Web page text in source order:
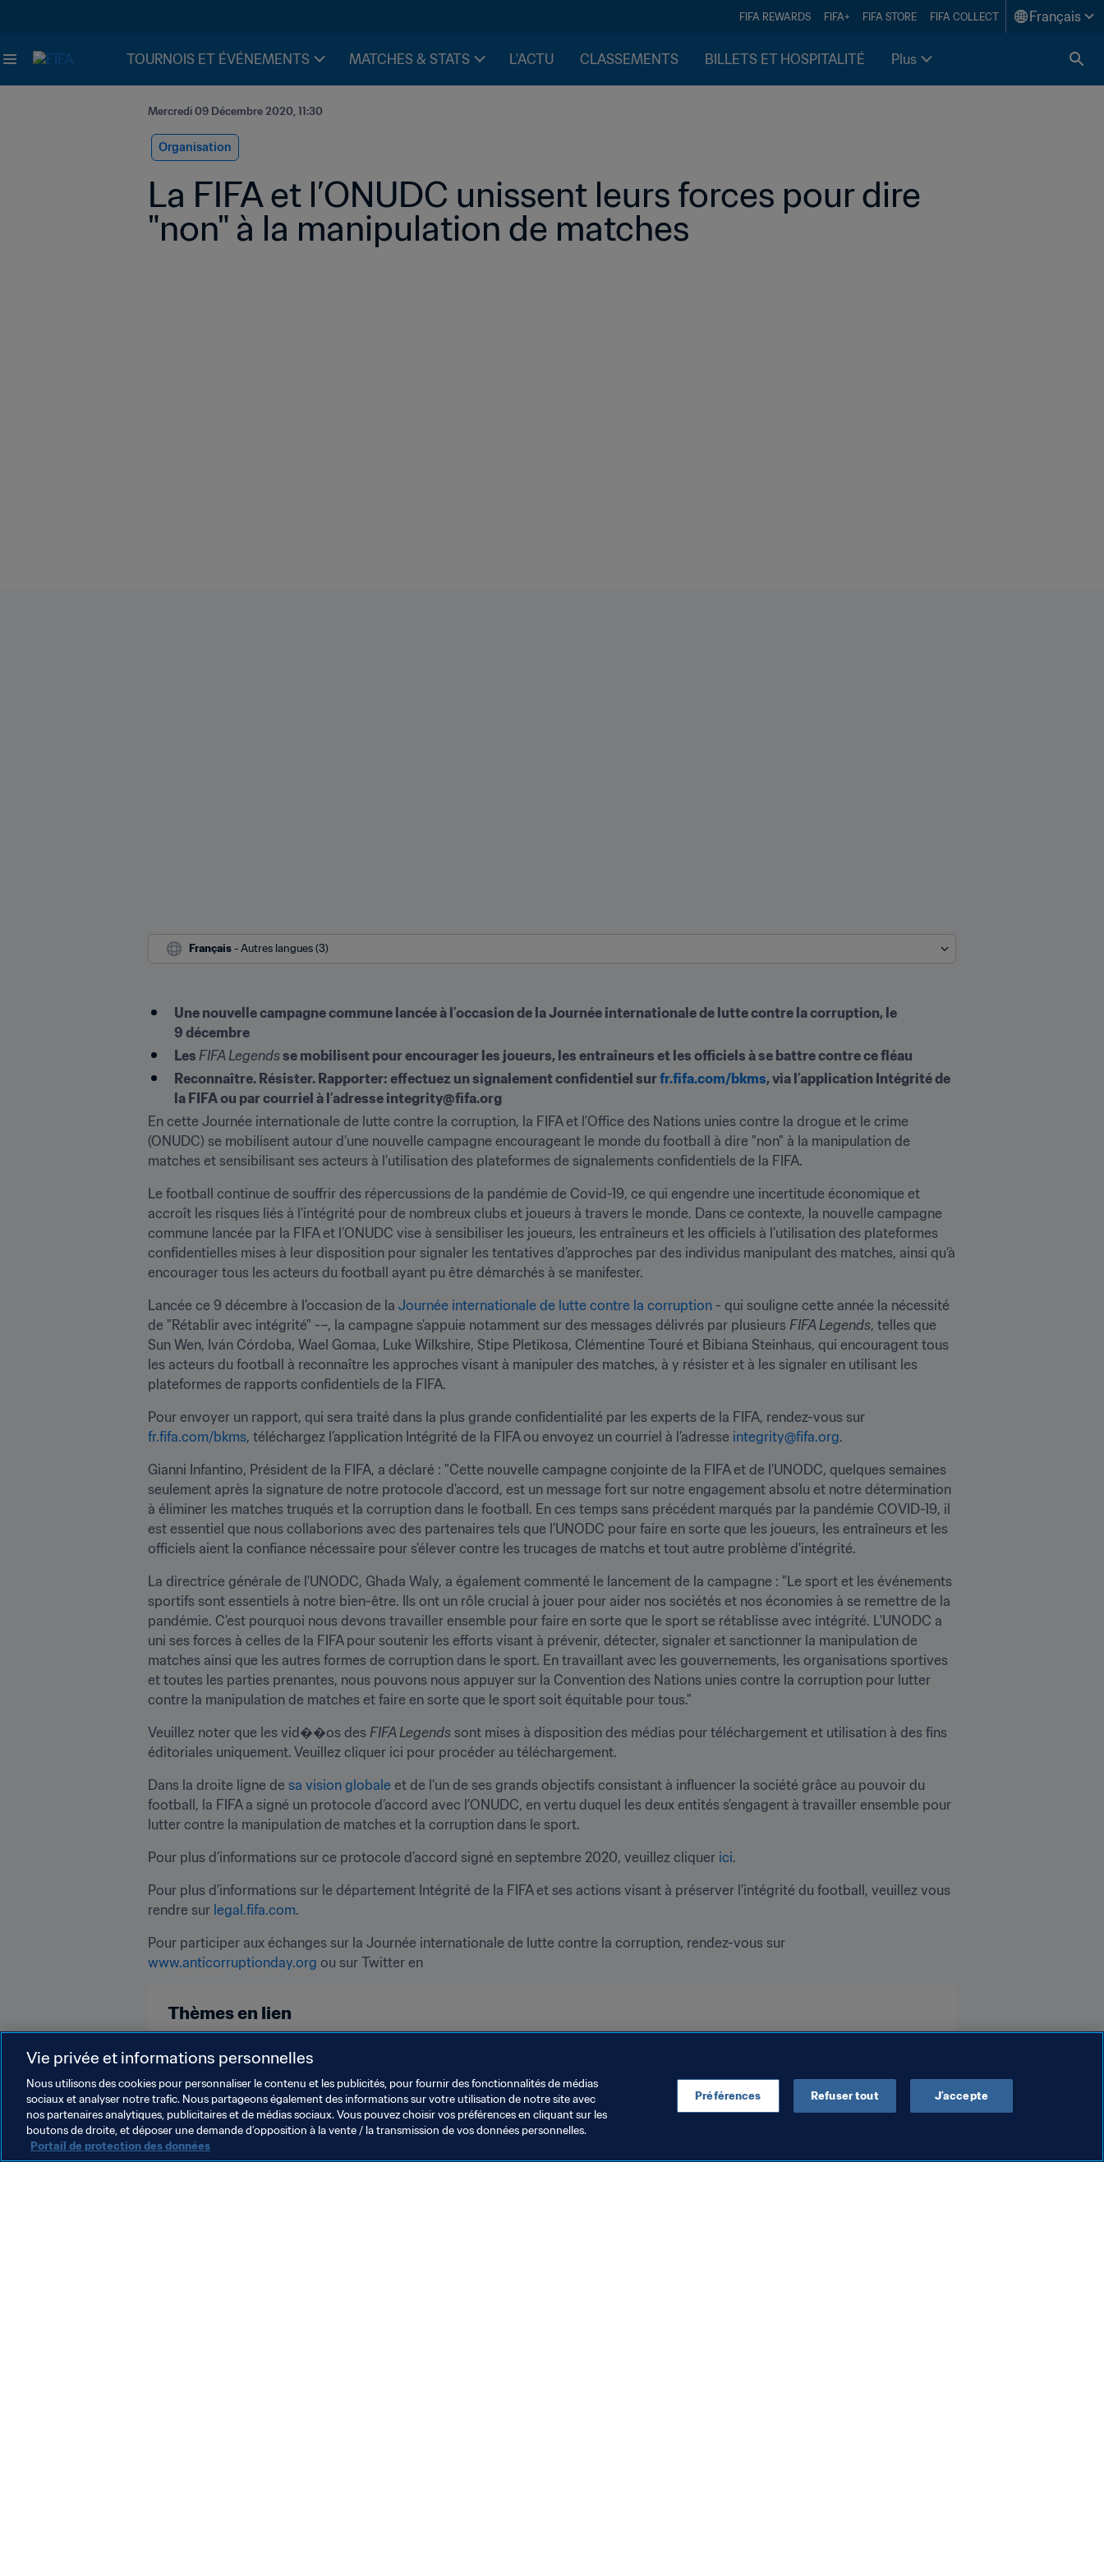
FIFA REWARDS FIFA+ FIFA STORE FIFA COLLECT Français
TOURNOIS ET ÉVÉNEMENTS MATCHES & STATS L'ACTU CLASSEMENTS BILLETS ET HOSPITALITÉ Plus
Mercredi 09 Décembre 2020, 11:30
Organisation
La FIFA et l’ONUDC unissent leurs forces pour dire
"non" à la manipulation de matches
Français - Autres langues (3)
Une nouvelle campagne commune lancée à l’occasion de la Journée internationale de lutte contre la corruption, le
9 décembre
Les FIFA Legends se mobilisent pour encourager les joueurs, les entraîneurs et les officiels à se battre contre ce fléau
Reconnaître. Résister. Rapporter: effectuez un signalement confidentiel sur fr.fifa.com/bkms, via l’application Intégrité de
la FIFA ou par courriel à l’adresse integrity@fifa.org
En cette Journée internationale de lutte contre la corruption, la FIFA et l’Office des Nations unies contre la drogue et le crime
(ONUDC) se mobilisent autour d’une nouvelle campagne encourageant le monde du football à dire "non" à la manipulation de
matches et sensibilisant ses acteurs à l’utilisation des plateformes de signalements confidentiels de la FIFA.
Le football continue de souffrir des répercussions de la pandémie de Covid-19, ce qui engendre une incertitude économique et
accroît les risques liés à l’intégrité pour de nombreux clubs et joueurs à travers le monde. Dans ce contexte, la nouvelle campagne
commune lancée par la FIFA et l’ONUDC vise à sensibiliser les joueurs, les entraîneurs et les officiels à l’utilisation des plateformes
confidentielles mises à leur disposition pour signaler les tentatives d’approches par des individus manipulant des matches, ainsi qu’à
encourager tous les acteurs du football ayant pu être démarchés à se manifester.
Lancée ce 9 décembre à l’occasion de la Journée internationale de lutte contre la corruption - qui souligne cette année la nécessité
de "Rétablir avec intégrité" -–, la campagne s’appuie notamment sur des messages délivrés par plusieurs FIFA Legends, telles que
Sun Wen, Iván Córdoba, Wael Gomaa, Luke Wilkshire, Stipe Pletikosa, Clémentine Touré et Bibiana Steinhaus, qui encouragent tous
les acteurs du football à reconnaître les approches visant à manipuler des matches, à y résister et à les signaler en utilisant les
plateformes de rapports confidentiels de la FIFA.
fr.fifa.com/bkms, téléchargez l’application Intégrité de la FIFA ou envoyez un courriel à l’adresse integrity@fifa.org.
Gianni Infantino, Président de la FIFA, a déclaré : "Cette nouvelle campagne conjointe de la FIFA et de l'UNODC, quelques semaines
seulement après la signature de notre protocole d'accord, est un message fort sur notre engagement absolu et notre détermination
à éliminer les matches truqués et la corruption dans le football. En ces temps sans précédent marqués par la pandémie COVID-19, il
est essentiel que nous collaborions avec des partenaires tels que l'UNODC pour faire en sorte que les joueurs, les entraîneurs et les
officiels aient la confiance nécessaire pour s'élever contre les trucages de matchs et tout autre problème d'intégrité.
La directrice générale de l'UNODC, Ghada Waly, a également commenté le lancement de la campagne : "Le sport et les événements
sportifs sont essentiels à notre bien-être. Ils ont un rôle crucial à jouer pour aider nos sociétés et nos économies à se remettre de la
pandémie. C'est pourquoi nous devons travailler ensemble pour faire en sorte que le sport se rétablisse avec intégrité. L'UNODC a
uni ses forces à celles de la FIFA pour soutenir les efforts visant à prévenir, détecter, signaler et sanctionner la manipulation de
matches ainsi que les autres formes de corruption dans le sport. En travaillant avec les gouvernements, les organisations sportives
et toutes les parties prenantes, nous pouvons nous appuyer sur la Convention des Nations unies contre la corruption pour lutter
contre la manipulation de matches et faire en sorte que le sport soit équitable pour tous."
Veuillez noter que les vid��os des FIFA Legends sont mises à disposition des médias pour téléchargement et utilisation à des fins
éditoriales uniquement. Veuillez cliquer ici pour procéder au téléchargement.
Dans la droite ligne de sa vision globale et de l’un de ses grands objectifs consistant à influencer la société grâce au pouvoir du
football, la FIFA a signé un protocole d’accord avec l’ONUDC, en vertu duquel les deux entités s’engagent à travailler ensemble pour
lutter contre la manipulation de matches et la corruption dans le sport.
Pour plus d’informations sur ce protocole d’accord signé en septembre 2020, veuillez cliquer ici.
Pour plus d’informations sur le département Intégrité de la FIFA et ses actions visant à préserver l’intégrité du football, veuillez vous
rendre sur legal.fifa.com.
www.anticorruptionday.org ou sur Twitter en
Thèmes en lien
Président de la FIFA Organisation
Vie privée et informations personnelles
Nous utilisons des cookies pour personnaliser le contenu et les publicités, pour fournir des fonctionnalités de médias
sociaux et analyser notre trafic. Nous partageons également des informations sur votre utilisation de notre site avec
nos partenaires analytiques, publicitaires et de médias sociaux. Vous pouvez choisir vos préférences en cliquant sur les
boutons de droite, et déposer une demande d’opposition à la vente / la transmission de vos données personnelles.
Portail de protection des données
Préférences Refuser tout J’accepte